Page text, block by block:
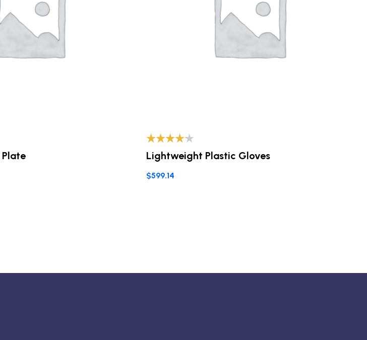
Plate
Valorado
con4.00
Lightweight Plastic Gloves
$599.14